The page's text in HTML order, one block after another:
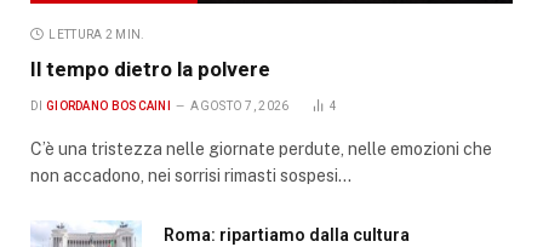
LETTURA 2 MIN.
Il tempo dietro la polvere
DI GIORDANO BOSCAINI AGOSTO 7, 2026 4
C’è una tristezza nelle giornate perdute, nelle emozioni che
non accadono, nei sorrisi rimasti sospesi…
Roma: ripartiamo dalla cultura